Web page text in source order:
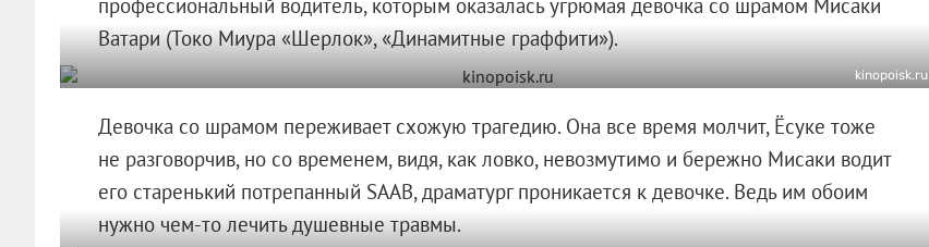
Ватари (Токо Миура «Шерлок», «Динамитные граффити»).
kinopoisk.ru
Девочка со шрамом переживает схожую трагедию. Она все время молчит, Ёсуке тоже
не разговорчив, но со временем, видя, как ловко, невозмутимо и бережно Мисаки водит
его старенький потрепанный SAAB, драматург проникается к девочке. Ведь им обоим
нужно чем-то лечить душевные травмы.